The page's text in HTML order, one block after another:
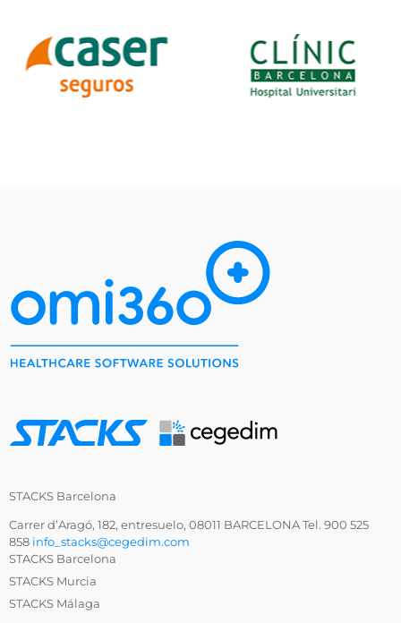
STACKS Barcelona
Carrer d’Aragó, 182, entresuelo, 08011 BARCELONA Tel. 900 525
858 info_stacks@cegedim.com
STACKS Barcelona
STACKS Murcia
STACKS Málaga